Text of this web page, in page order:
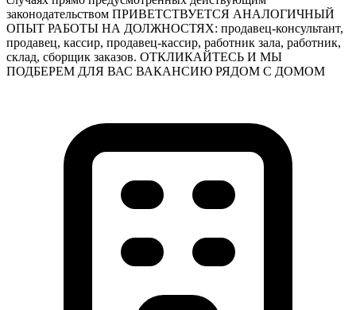
законодательством ПРИВЕТСТВУЕТСЯ АНАЛОГИЧНЫЙ
ОПЫТ РАБОТЫ НА ДОЛЖНОСТЯХ: продавец-консультант,
продавец, кассир, продавец-кассир, работник зала, работник,
склад, сборщик заказов. ОТКЛИКАЙТЕСЬ И МЫ
ПОДБЕРЕМ ДЛЯ ВАС ВАКАНСИЮ РЯДОМ С ДОМОМ